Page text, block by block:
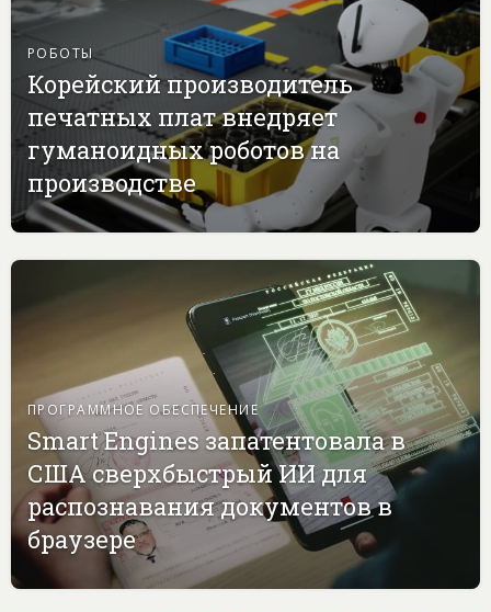
РОБОТЫ
Корейский производитель
печатных плат внедряет
гуманоидных роботов на
производстве
ПРОГРАММНОЕ ОБЕСПЕЧЕНИЕ
Smart Engines запатентовала в
США сверхбыстрый ИИ для
распознавания документов в
браузере